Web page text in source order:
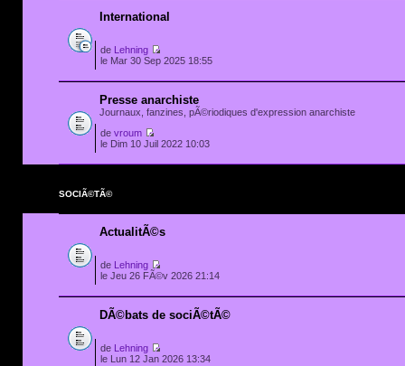
International
de
Lehning
le Mar 30 Sep 2025 18:55
Presse anarchiste
Journaux, fanzines, pÃ©riodiques d'expression anarchiste
de vroum
le Dim 10 Juil 2022 10:03
SOCIÃ©TÃ©
ActualitÃ©s
de
Lehning
le Jeu 26 FÃ©v 2026 21:14
DÃ©bats de sociÃ©tÃ©
de
Lehning
le Lun 12 Jan 2026 13:34